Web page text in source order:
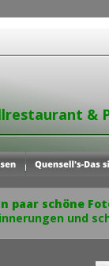
&
paar schöne
und